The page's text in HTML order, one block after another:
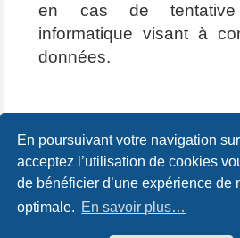
En poursuivant votre navigation
acceptez l’utilisation de cookies
de bénéficier d’une expérience de
optimale. En savoir plus…
en cas de
informatique visant à
données.
CONDITIONS
POLITIQUE DE VIE